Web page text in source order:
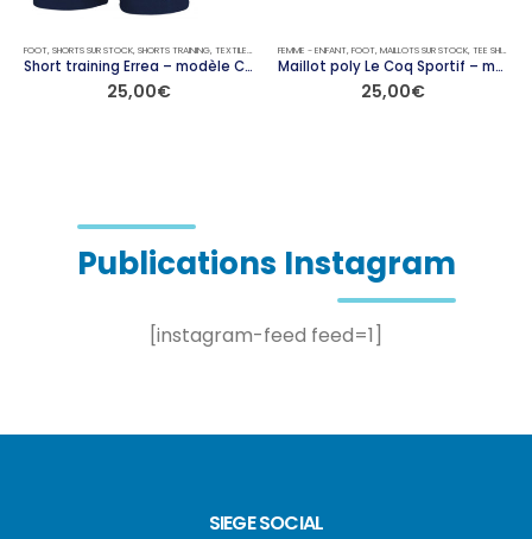
FOOT, SHORTS SUR STOCK, SHORTS TRAINING, TEXTILE, TEXTILE TRAINING
Short training Errea – modèle CODY
25,00€
FEMME - ENFANT, FOOT, MAILLOTS SUR STOCK, TEE SHIRT / DÉBARDEURS
Maillot poly Le Coq Sportif – modèle No 8
25,00€
Publications Instagram
[instagram-feed feed=1]
SIEGE SOCIAL